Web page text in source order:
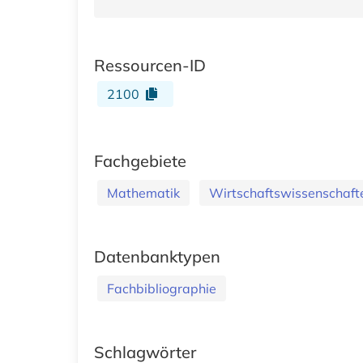
Ressourcen-ID
2100
Fachgebiete
Mathematik
Datenbanktypen
Fachbibliographie
Schlagwörter